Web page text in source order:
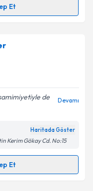
Et
randevu
e-posta ile
ilişkinAydınlatma
belirtilen
ediyorum.
de
Devamı
Haritada Göster
Kerim Gökay Cd. No:15
Et